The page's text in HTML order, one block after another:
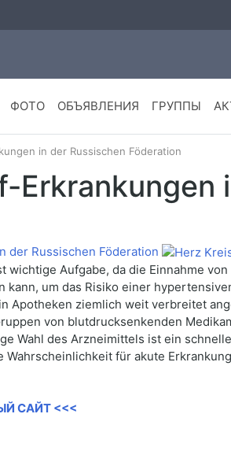
ФОТО ОБЪЯВЛЕНИЯ ГРУППЫ
in der Russischen Föderation
Erkrankungen
der Russischen Föderation
wichtige Aufgabe, da die Einnahme
kann, um das Risiko einer
Apotheken ziemlich weit verbreitet
von blutdrucksenkenden
Wahl des Arzneimittels ist ein
für akute
САЙТ <<<